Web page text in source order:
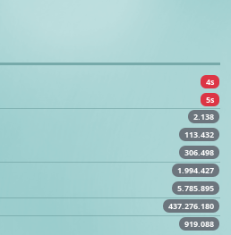
4s
5s
2.138
113.432
306.498
1.994.427
5.785.895
437.276.180
919.088